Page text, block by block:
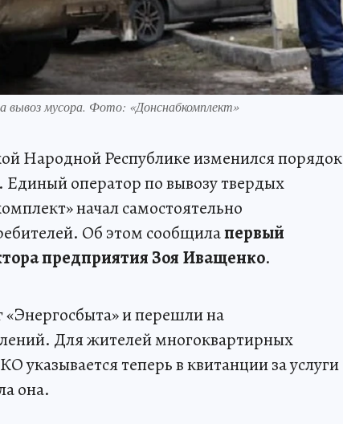
вывоз мусора. Фото: «Донснабкомплект»
Народной Республике изменился порядок
Единый оператор по вывозу твердых
начал самостоятельно
Об этом сообщилапервый
предприятия Зоя Иващенко.
«Энергосбыта» и перешли на
Для жителей многоквартирных
указывается теперь в квитанции за услуги
она.